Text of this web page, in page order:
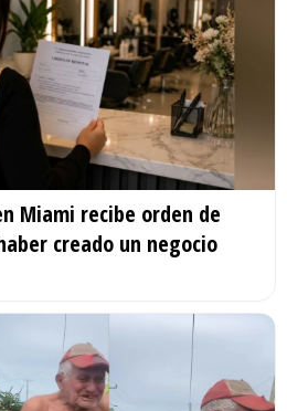
Miami recibe orden de
creado un negocio